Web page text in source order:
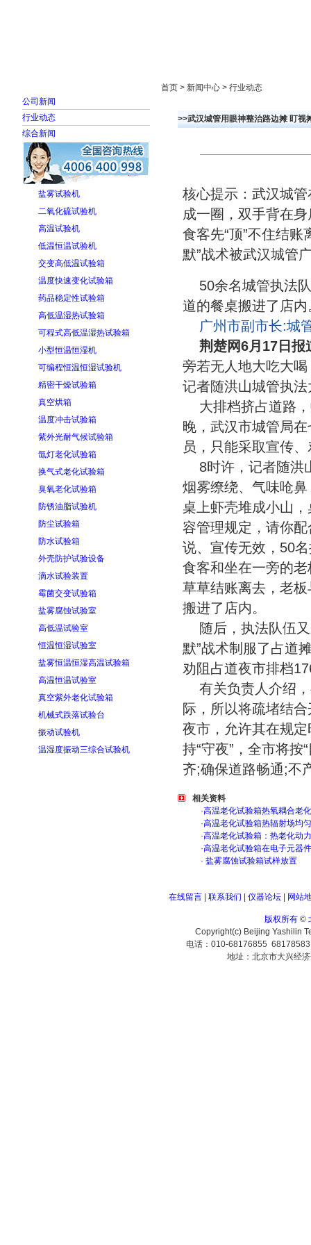
公司新闻
行业动态
综合新闻
盐雾试验机
二氧化硫试验机
高温试验机
低温恒温试验机
交变高低温试验箱
温度快速变化试验箱
药品稳定性试验箱
高低温湿热试验箱
可程式高低温湿热试验箱
小型恒温恒湿机
可编程恒温恒湿试验机
精密干燥试验箱
真空烘箱
温度冲击试验箱
紫外光耐气候试验箱
氙灯老化试验箱
换气式老化试验箱
臭氧老化试验箱
防锈油脂试验机
防尘试验箱
防水试验箱
外壳防护试验设备
滴水试验装置
霉菌交变试验箱
盐雾腐蚀试验室
高低温试验室
恒温恒湿试验室
盐雾恒温恒湿高温试验箱
高温恒温试验室
真空紫外老化试验箱
机械式跌落试验台
振动试验机
温湿度振动三综合试验机
首页 > 新闻中心 > 行业动态
>>武汉城管用眼神整治路边摊 盯视
核心提示：武汉城
成一圈，双手背在
食客先“顶”不住结
默”战术被武汉城管
50余名城管执法
道的餐桌搬进了店
广州市副市长:城
荆楚网6月17日报
旁若无人地大吃大
记者随洪山城管执
大排档挤占道路
晚，武汉市城管局
员，只能采取宣传
8时许，记者随洪
烟雾缭绕、气味呛
桌上虾壳堆成小山
容管理规定，请你配
说、宣传无效，50
食客和坐在一旁的老
草草结账离去，老
搬进了店内。
随后，执法队伍
默”战术制服了占道
劝阻占道夜市排档
有关负责人介绍
际，所以将疏堵结
夜市，允许其在规
持“守夜”，全市将
齐;确保道路畅通;不
相关资料
·高温老化试验箱热氧耦合老
·高温老化试验箱热辐射场均
·高温老化试验箱：热老化动
·高温老化试验箱在电子元器
· 盐雾腐蚀试验箱试样放置
在线留言| 联系我们 仪器论坛| 网站
版权所有©
Copyright(c) Beijing Yashilin
电话：010-68176855
地址：北京市大兴经